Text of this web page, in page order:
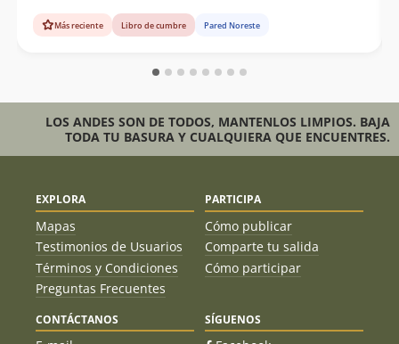
Más reciente Libro de cumbre Pared Noreste
LOS ANDES SON DE TODOS, MANTENLOS LIMPIOS. BAJA
TODA TU BASURA Y CUALQUIERA QUE ENCUENTRES.
EXPLORA
Mapas
Testimonios de Usuarios
Términos y Condiciones
Preguntas Frecuentes
PARTICIPA
Cómo publicar
Comparte tu salida
Cómo participar
CONTÁCTANOS SÍGUENOS